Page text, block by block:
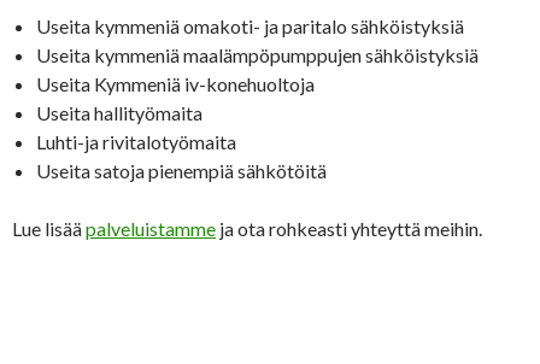
Useita kymmeniä omakoti- ja paritalo sähköistyksiä
Useita kymmeniä maalämpöpumppujen sähköistyksiä
Useita Kymmeniä iv-konehuoltoja
Useita hallityömaita
Luhti-ja rivitalotyömaita
Useita satoja pienempiä sähkötöitä
Lue lisääpalveluistamme ja ota rohkeasti yhteyttä meihin.